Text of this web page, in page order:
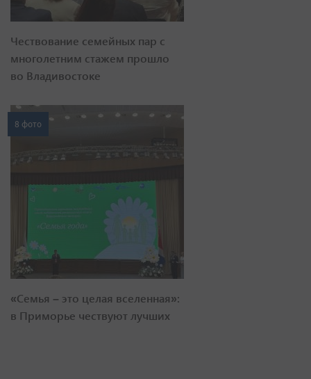
Чествование семейных пар с
многолетним стажем прошло
во Владивостоке
8 фото
«Семья – это целая вселенная»:
в Приморье чествуют лучших